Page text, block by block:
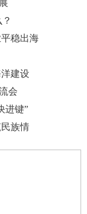
稳出海
建设
会
进键”
族情